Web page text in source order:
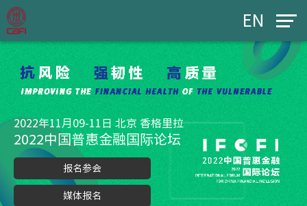
EN
2022年11月09-11日 北京 香格里拉
2022中国普惠金融国际论坛
报名参会
媒体报名